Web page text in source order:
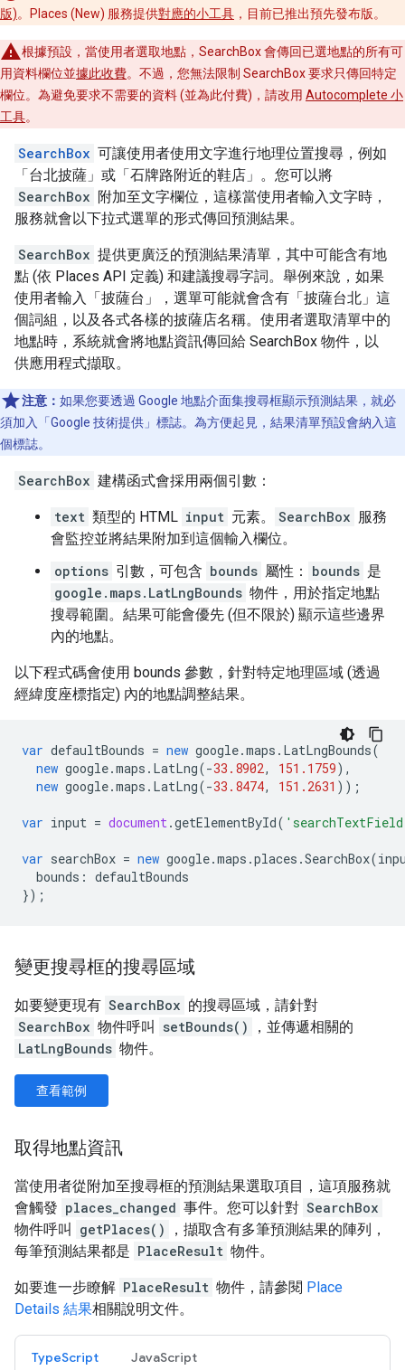
版)。Places (New) 服務提供對應的小工具 ，目前已推出預先發布版。
根據預設，當使用者選取地點，SearchBox 會傳回已選地點的所有可
用資料欄位並據此收費。不過，您無法限制 SearchBox 要求只傳回特定
欄位。為避免要求不需要的資料 (並為此付費)，請改用 Autocomplete 小
工具。
SearchBox 可讓使用者使用文字進行地理位置搜尋，例如
「台北披薩」或「石牌路附近的鞋店」。您可以將
SearchBox 附加至文字欄位，這樣當使用者輸入文字時，
服務就會以下拉式選單的形式傳回預測結果。
SearchBox 提供更廣泛的預測結果清單，其中可能含有地
點 (依 Places API 定義) 和建議搜尋字詞。舉例來說，如果
使用者輸入「披薩台」，選單可能就會含有「披薩台北」這
個詞組，以及各式各樣的披薩店名稱。使用者選取清單中的
地點時，系統就會將地點資訊傳回給 SearchBox 物件，以
供應用程式擷取。
注意： 如果您要透過 Google 地點介面集搜尋框顯示預測結果，就必
須加入「Google 技術提供」標誌。為方便起見，結果清單預設會納入這
個標誌。
SearchBox 建構函式會採用兩個引數：
text 類型的 HTML input 元素。 SearchBox 服務
會監控並將結果附加到這個輸入欄位。
options 引數，可包含 bounds 屬性： bounds 是
google.maps.LatLngBounds 物件，用於指定地點
搜尋範圍。結果可能會優先 (但不限於) 顯示這些邊界
內的地點。
以下程式碼會使用 bounds 參數，針對特定地理區域 (透過
經緯度座標指定) 內的地點調整結果。
var defaultBounds = new google.maps . LatLngBounds(
new google.maps . LatLng(-33.8902, 151.1759),
new google.maps . LatLng(-33.8474, 151.2631 ));
var input = document.getElementById(
var searchBox = new google.maps .places .SearchBox(
bounds : defaultBounds
});
變更搜尋框的搜尋區域
如要變更現有 SearchBox 的搜尋區域，請針對
SearchBox 物件呼叫 setBounds()
，並傳遞相關的
LatLngBounds 物件。
查看範例
取得地點資訊
當使用者從附加至搜尋框的預測結果選取項目，這項服務就
會觸發 places_changed 事件。您可以針對 SearchBox
物件呼叫
getPlaces()
，擷取含有多筆預測結果的陣列，
每筆預測結果都是 PlaceResult 物件。
如要進一步瞭解 PlaceResult 物件，請參閱 Place
Details 結果相關說明文件。
TypeScript JavaScript